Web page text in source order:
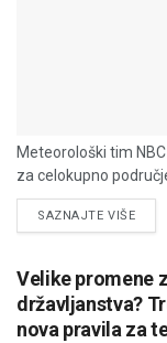
Meteorološki tim
za celokupno
SAZNAJTE VIŠE
Velike promene
državljanstva?
nova pravila za